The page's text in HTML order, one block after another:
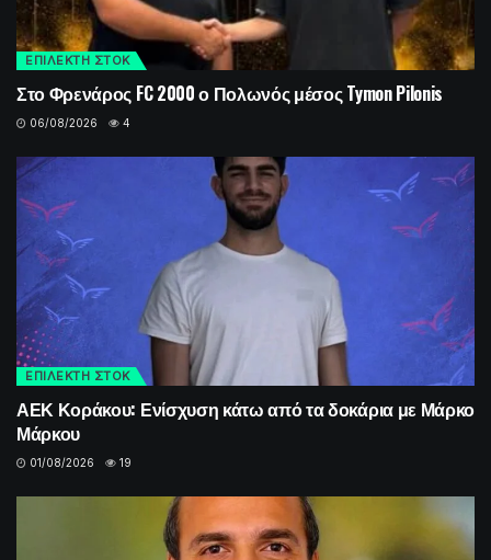
ΕΠΙΛΕΚΤΗ ΣΤΟΚ
Στο Φρενάρος FC 2000 ο Πολωνός μέσος Tymon Pilonis
06/08/2026 4
ΕΠΙΛΕΚΤΗ ΣΤΟΚ
ΑΕΚ Κοράκου: Ενίσχυση κάτω από τα δοκάρια με Μάρκο
Μάρκου
01/08/2026 19